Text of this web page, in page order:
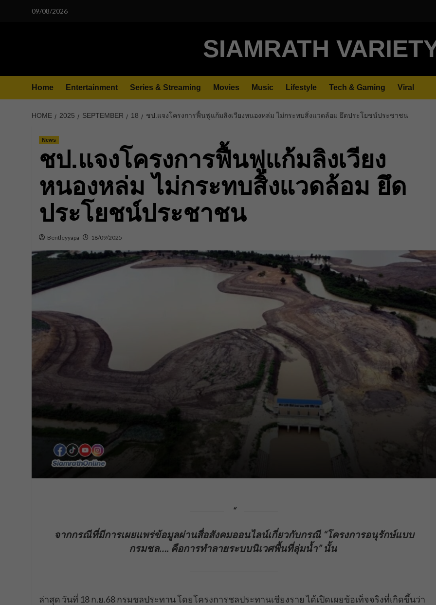
09/08/2026
SIAMRATH
Home Entertainment Series & Streaming Movies Music Lifestyle Tech & Gaming Viral
HOME 2025 SEPTEMBER 18 ชป.แจงโครงการฟื้นฟูแก้มลิงเวียงหนองหล่ม ไม่กระทบสิ่งแวดล้อม ยึดประโยชน์ประชาชน
News
ชป.แจงโครงการฟื้นฟูแก้มลิงเวียง
หนองหล่ม ไม่กระทบสิ่งแวดล้อม ยึด
ประโยชน์ประชาชน
Bentleyyapa 18/09/2025
จากกรณีที่มีการเผยแพร่ข้อมูลผ่านสื่อสังคมออนไลน์เกี่ยวกับกรณี “โครงการอนุรักษ์แบบ
กรมชล…. คือการทำลายระบบนิเวศพื้นที่ลุ่มน้ำ” นั้น
ล่าสุด วันที่ 18 ก.ย.68 กรมชลประทาน โดยโครงการชลประทานเชียงราย ได้เปิดเผยข้อเท็จจริงที่เกิดขึ้นว่า